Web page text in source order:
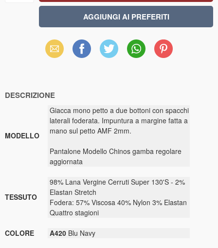
Email Facebook X WhatsAppPinterest
DESCRIZIONE
MODELLO
Giacca mono petto a due bottoni con spacchi
laterali foderata. Impuntura a margine fatta a
mano sul petto AMF 2mm.
Pantalone Modello Chinos gamba regolare
aggiornata
TESSUTO
98% Lana Vergine Cerruti Super 130'S - 2%
Elastan Stretch
Fodera: 57% Viscosa 40% Nylon 3% Elastan
Quattro stagioni
COLORE A420 Blu Navy